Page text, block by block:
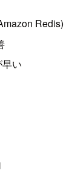
Redis)
い